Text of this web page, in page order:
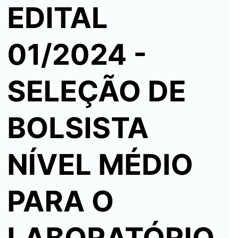
EDITAL
01/2024 -
SELEÇÃO DE
BOLSISTA
NÍVEL MÉDIO
PARA O